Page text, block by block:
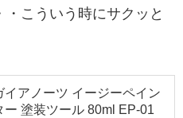
こういう時にサクッと
イアノーツ イージーペイン
ー 塗装ツール 80ml EP-01